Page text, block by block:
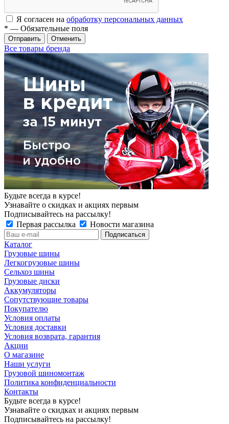
Я согласен на обработку персональных данных
* — Обязательные поля
Отменить
Все товары бренда
Будьте всегда в курсе!
Узнавайте о скидках и акциях первым
Подписывайтесь на рассылку!
Первая рассылка
Новости магазина
Каталог
Грузовые шины
Легкогрузовые шины
Сельхоз шины
Грузовые диски
Аккумуляторы
Сопутствующие товары
Покупателю
Условия оплаты
Условия доставки
Условия возврата, гарантия
Акции
О магазине
Наши услуги
Грузовой шиномонтаж
Политика конфиденциальности
Контакты
Будьте всегда в курсе!
Узнавайте о скидках и акциях первым
Подписывайтесь на рассылку!